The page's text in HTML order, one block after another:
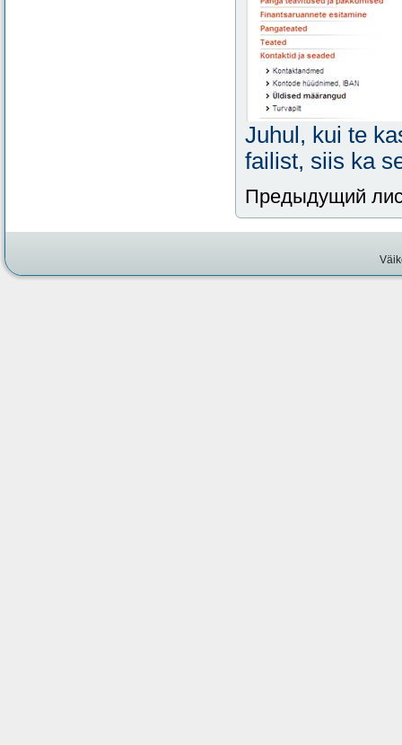
Juhul, kui te
failist, siis ka
Предыдущий